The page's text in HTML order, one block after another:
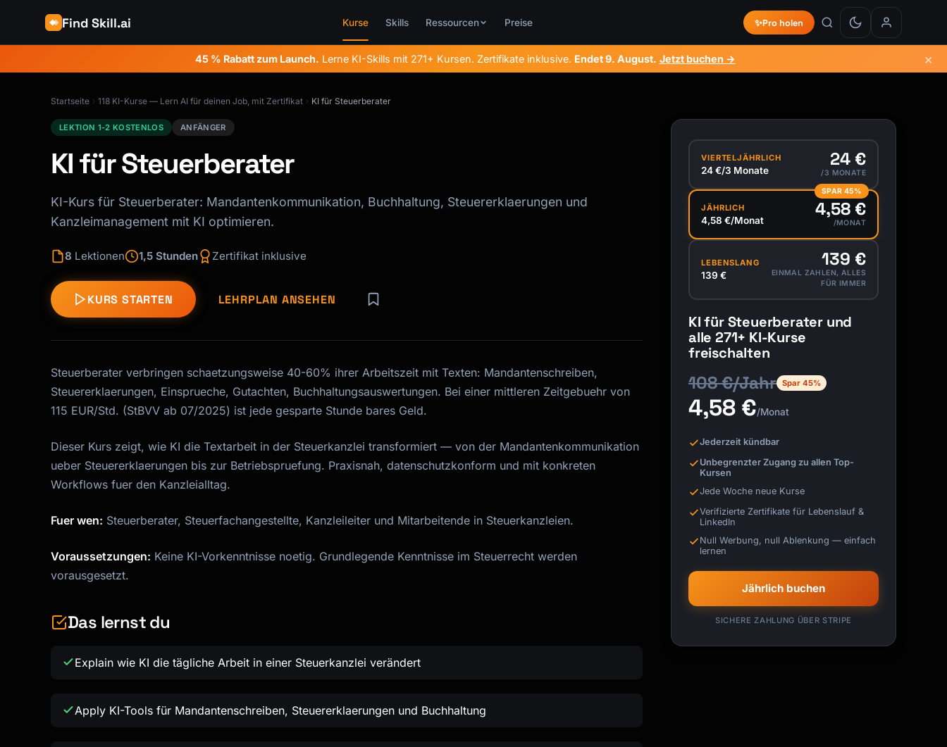
Find Skill.ai Kurse Skills Ressourcen Preise ✨Pro holen
45 % Rabatt zum Launch. Lerne KI-Skills mit 271+ Kursen. Zertifikate inklusive. Endet9. August. Jetzt buchen → ×
Startseite 118 KI-Kurse — Lern AI für deinen Job, mit Zertifikat KI für Steuerberater
LEKTION 1-2 KOSTENLOS ANFÄNGER
KI für Steuerberater
KI-Kurs für Steuerberater: Mandantenkommunikation, Buchhaltung, Steuererklaerungen und
Kanzleimanagement mit KI optimieren.
8 Lektionen 1,5 Stunden Zertifikat inklusive
KURS STARTEN LEHRPLAN ANSEHEN
Steuerberater verbringen schaetzungsweise 40-60% ihrer Arbeitszeit mit Texten: Mandantenschreiben,
Steuererklaerungen, Einsprueche, Gutachten, Buchhaltungsauswertungen. Bei einer mittleren Zeitgebuehr von
115 EUR/Std. (StBVV ab 07/2025) ist jede gesparte Stunde bares Geld.
Dieser Kurs zeigt, wie KI die Textarbeit in der Steuerkanzlei transformiert — von der Mandantenkommunikation
ueber Steuererklaerungen bis zur Betriebspruefung. Praxisnah, datenschutzkonform und mit konkreten
Workflows fuer den Kanzleialltag.
Fuer wen: Steuerberater, Steuerfachangestellte, Kanzleileiter und Mitarbeitende in Steuerkanzleien.
Voraussetzungen: Keine KI-Vorkenntnisse noetig. Grundlegende Kenntnisse im Steuerrecht werden
vorausgesetzt.
Das lernst du
Explain wie KI die tägliche Arbeit in einer Steuerkanzlei verändert
Apply KI-Tools für Mandantenschreiben, Steuererklaerungen und Buchhaltung
VIERTELJÄHRLICH
24 €/3 Monate
24 €
/3 MONATE
SPAR 45%
JÄHRLICH
4,58 €/Monat
4,58 €
/MONAT
LEBENSLANG
139 €
139 €
EINMAL ZAHLEN, ALLES
FÜR IMMER
KI für Steuerberater und
alle 271+ KI-Kurse
freischalten
108 €/Jahr Spar 45%
4,58 €/Monat
Jederzeit kündbar
Unbegrenzter Zugang zu allen Top-
Kursen
Jede Woche neue Kurse
Verifizierte Zertifikate für Lebenslauf &
LinkedIn
Null Werbung, null Ablenkung — einfach
lernen
Jährlich buchen
SICHERE ZAHLUNG ÜBER STRIPE